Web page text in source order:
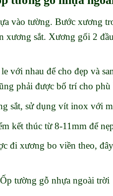
vào tường. Bước xương
xương sắt. Xương gối 2
với nhau để cho đẹp và
phải được bố trí cho
sắt, sử dụng vít inox với
kết thúc từ 8-11mm để
đi xương bo viền theo,
tường gỗ nhựa ngoài trời